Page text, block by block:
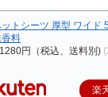
ットシーツ 厚型 ワイド
香料
円（税込、送料別)
楽